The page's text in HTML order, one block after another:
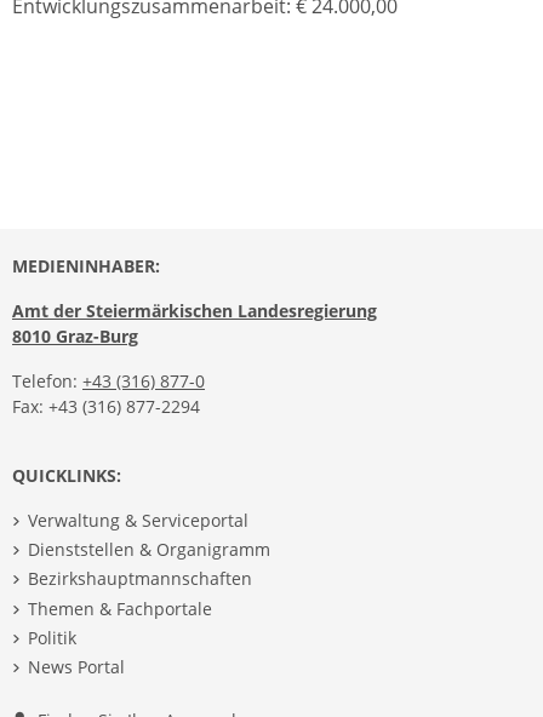
Entwicklungszusammenarbeit: € 24.000,00
MEDIENINHABER:
Amt der Steiermärkischen Landesregierung
8010 Graz-Burg
Telefon: +43 (316) 877-0
Fax: +43 (316) 877-2294
QUICKLINKS:
Verwaltung & Serviceportal
Dienststellen & Organigramm
Bezirkshauptmannschaften
Themen & Fachportale
Politik
News Portal